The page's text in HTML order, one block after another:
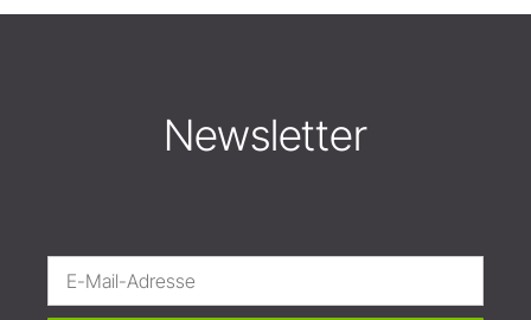
Newsletter